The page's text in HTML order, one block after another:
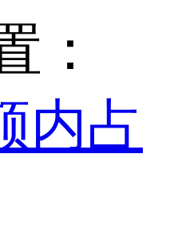
：
内占